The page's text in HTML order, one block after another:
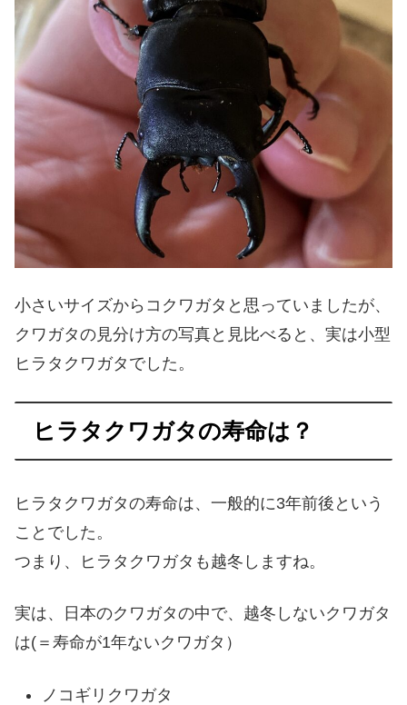
小さいサイズからコクワガタと思っていましたが、
クワガタの見分け方の写真と見比べると、実は小型
ヒラタクワガタでした。
ヒラタクワガタの寿命は？
ヒラタクワガタの寿命は、一般的に3年前後という
ことでした。
つまり、ヒラタクワガタも越冬しますね。
実は、日本のクワガタの中で、越冬しないクワガタ
は(＝寿命が1年ないクワガタ）
ノコギリクワガタ